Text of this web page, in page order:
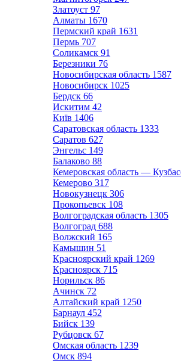
Златоуст 97
Алматы 1670
Пермский край 1631
Пермь 707
Соликамск 91
Березники 76
Новосибирская область 1587
Новосибирск 1025
Бердск 66
Искитим 42
Київ 1406
Саратовская область 1333
Саратов 627
Энгельс 149
Балаково 88
Кемеровская область —
Кемерово 317
Новокузнецк 306
Прокопьевск 108
Волгоградская область 1305
Волгоград 688
Волжский 165
Камышин 51
Красноярский край 1269
Красноярск 715
Норильск 86
Ачинск 72
Алтайский край 1250
Барнаул 452
Бийск 139
Рубцовск 67
Омская область 1239
Омск 894